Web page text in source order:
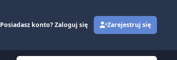
Posiadasz konto? Zaloguj się Zarejestruj się